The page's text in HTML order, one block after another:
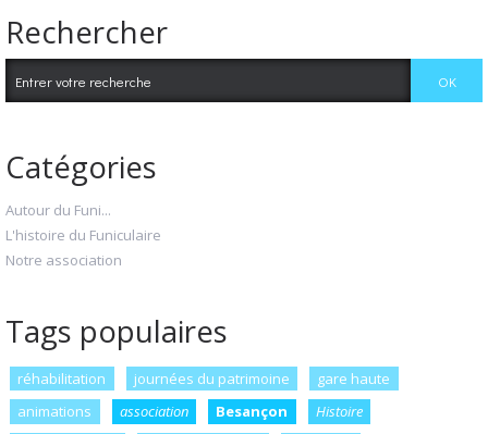
Rechercher
Catégories
Autour du Funi...
L'histoire du Funiculaire
Notre association
Tags populaires
réhabilitation journées du patrimoine
gare haute
animations
association Besançon
Histoire